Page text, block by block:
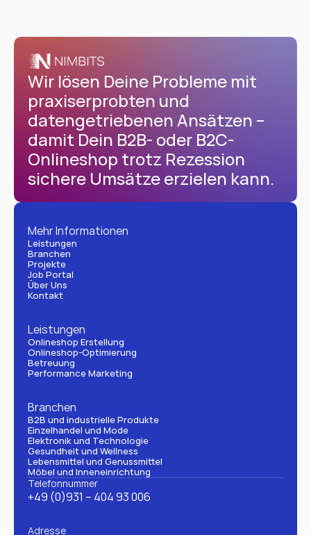
Wir lösen Deine Probleme mit
praxiserprobten und
datengetriebenen Ansätzen –
damit Dein B2B- oder B2C-
Onlineshop trotz Rezession
sichere Umsätze erzielen kann.
Mehr Informationen
Leistungen
Branchen
Projekte
Job Portal
Über Uns
Kontakt
Leistungen
Onlineshop Erstellung
Onlineshop-Optimierung
Betreuung
Performance Marketing
Branchen
B2B und industrielle Produkte
Einzelhandel und Mode
Elektronik und Technologie
Gesundheit und Wellness
Lebensmittel und Genussmittel
Möbel und Inneneinrichtung
Telefonnummer
+49 (0)931 – 404 93 006
Adresse